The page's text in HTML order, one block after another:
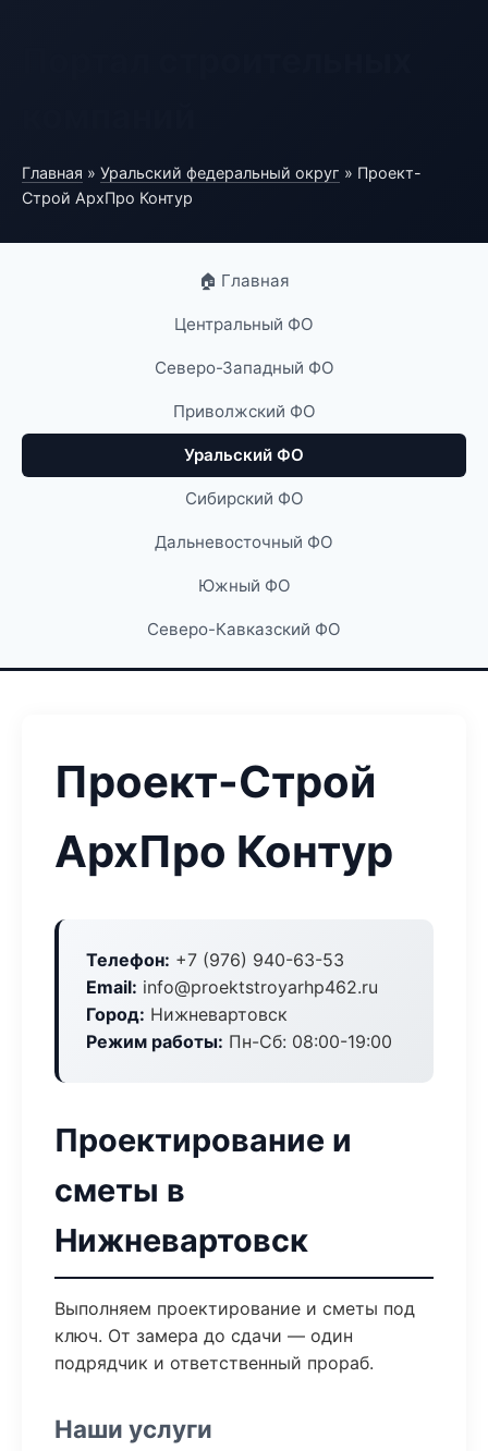
Главная » Уральский федеральный округ » Проект-
Строй АрхПро Контур
🏠 Главная
Центральный ФО
Северо-Западный ФО
Приволжский ФО
Уральский ФО
Сибирский ФО
Дальневосточный ФО
Южный ФО
Северо-Кавказский ФО
Проект-Строй
АрхПро Контур
Телефон: +7 (976) 940-63-53
Email: info@proektstroyarhp462.ru
Город: Нижневартовск
Режим работы: Пн-Сб: 08:00-19:00
Проектирование и
сметы в
Нижневартовск
Выполняем проектирование и сметы под
ключ. От замера до сдачи — один
подрядчик и ответственный прораб.
Наши услуги